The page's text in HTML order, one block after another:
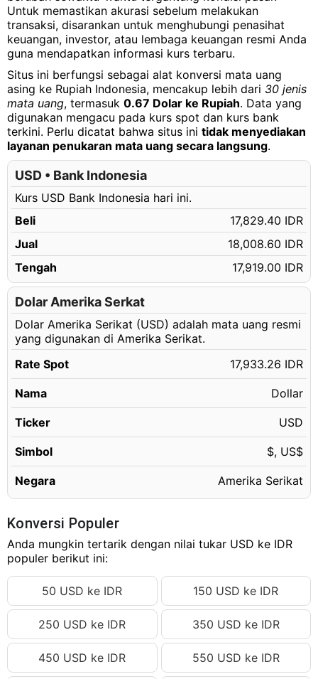
Untuk memastikan akurasi sebelum melakukan
transaksi, disarankan untuk menghubungi penasihat
keuangan, investor, atau lembaga keuangan resmi Anda
guna mendapatkan informasi kurs terbaru.
Situs ini berfungsi sebagai alat konversi mata uang
asing ke Rupiah Indonesia, mencakup lebih dari 30 jenis
mata uang, termasuk 0.67 Dolar ke Rupiah. Data yang
digunakan mengacu pada kurs spot dan kurs bank
terkini. Perlu dicatat bahwa situs ini tidak menyediakan
layanan penukaran mata uang secara langsung.
USD • Bank Indonesia
Kurs USD Bank Indonesia hari ini.
Beli
17,829.40 IDR
Jual
18,008.60 IDR
Tengah
17,919.00 IDR
Dolar Amerika Serkat
Dolar Amerika Serikat (USD) adalah mata uang resmi
yang digunakan di Amerika Serikat.
Rate Spot
17,933.26 IDR
Nama Dollar
Ticker USD
Simbol $, US$
Negara Amerika Serikat
Konversi Populer
Anda mungkin tertarik dengan nilai tukar USD ke IDR
populer berikut ini:
50 USD ke IDR 150 USD ke IDR
250 USD ke IDR 350 USD ke IDR
450 USD ke IDR 550 USD ke IDR